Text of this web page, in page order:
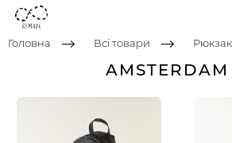
Головна Всі товари
AMSTERDAM